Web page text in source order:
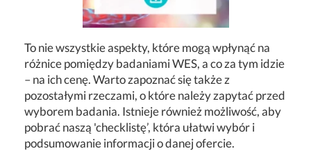
To nie wszystkie aspekty, które mogą wpłynąć na
różnice pomiędzy badaniami WES, a co za tym idzie
– na ich cenę. Warto zapoznać się także z
pozostałymi rzeczami, o które należy zapytać przed
wyborem badania. Istnieje również możliwość, aby
pobrać naszą 'checklistę’, która ułatwi wybór i
podsumowanie informacji o danej ofercie.